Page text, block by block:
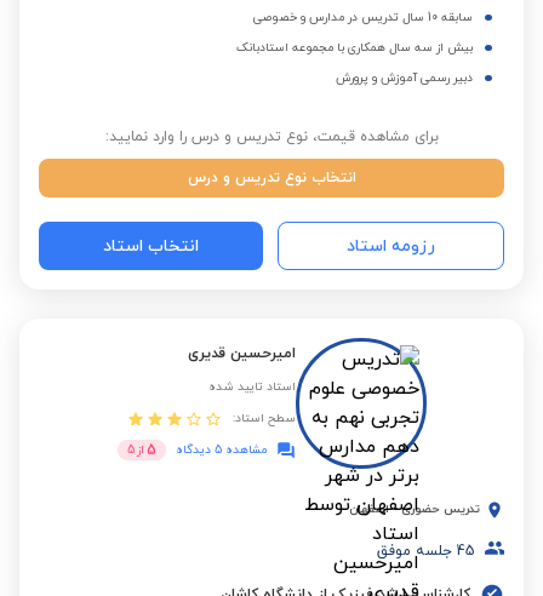
سابقه 10 سال تدریس در مدارس و خصوصی
بیش از سه سال همکاری با مجموعه استادبانک
دبیر رسمی آموزش و پرورش
برای مشاهده قیمت، نوع تدریس و درس را وارد نمایید:
انتخاب نوع تدریس و درس
رزومه استاد انتخاب استاد
امیرحسین قدیری
استاد تایید شده
سطح استاد:
مشاهده 5 دیدگاه
5 از 5
تدریس حضوری - اصفهان
45 جلسه موفق